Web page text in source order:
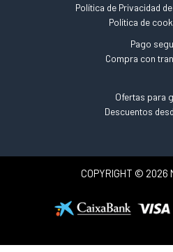
Política de Privacidad
Política de
Pago
Compra con
Ofertas para
Descuentos
COPYRIGHT © 2026